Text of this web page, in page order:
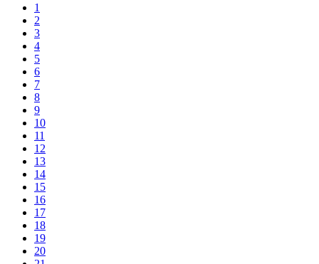
1
2
3
4
5
6
7
8
9
10
11
12
13
14
15
16
17
18
19
20